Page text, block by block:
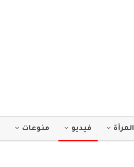
المرأة فيديو منوعات